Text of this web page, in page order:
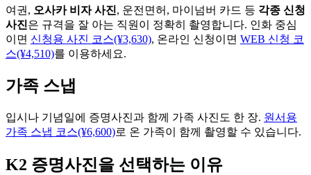
여권, 오사카 비자 사진, 운전면허, 마이넘버 카드 등 각종 신청
사진은 규격을 잘 아는 직원이 정확히 촬영합니다. 인화 중심
이면 신청용 사진 코스(¥3,630), 온라인 신청이면 WEB 신청 코
스(¥4,510)를 이용하세요.
가족 스냅
입시나 기념일에 증명사진과 함께 가족 사진도 한 장. 원서용
가족 스냅 코스(¥6,600)로 온 가족이 함께 촬영할 수 있습니다.
K2 증명사진을 선택하는 이유